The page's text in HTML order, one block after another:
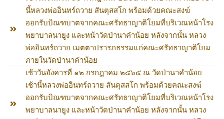
นี้หลวงพ่ออินทร์ถวาย สันตุสสโก พร้อมด้วยคณะสงฆ์
ออกรับบิณฑบาตจากคณะศรัทธาญาติโยมที่บริเวณหน้าโรง
พยาบาลนายูง และหน้าวัดป่านาคำน้อย หลังจากนั้น หลวง
พ่ออินทร์ถวาย เมตตาปรารภธรรมแก่คณะศรัทธาญาติโยม
ภายในวัดป่านาคำน้อย
เช้าวันอังคารที่ ๑๒ กรกฎาคม ๒๕๖๕ ณ วัดป่านาคำน้อย
เช้านี้หลวงพ่ออินทร์ถวาย สันตุสสโก พร้อมด้วยคณะสงฆ์
ออกรับบิณฑบาตจากคณะศรัทธาญาติโยมที่บริเวณหน้าโรง
พยาบาลนายูง และหน้าวัดป่านาคำน้อย หลังจากนั้น หลวง